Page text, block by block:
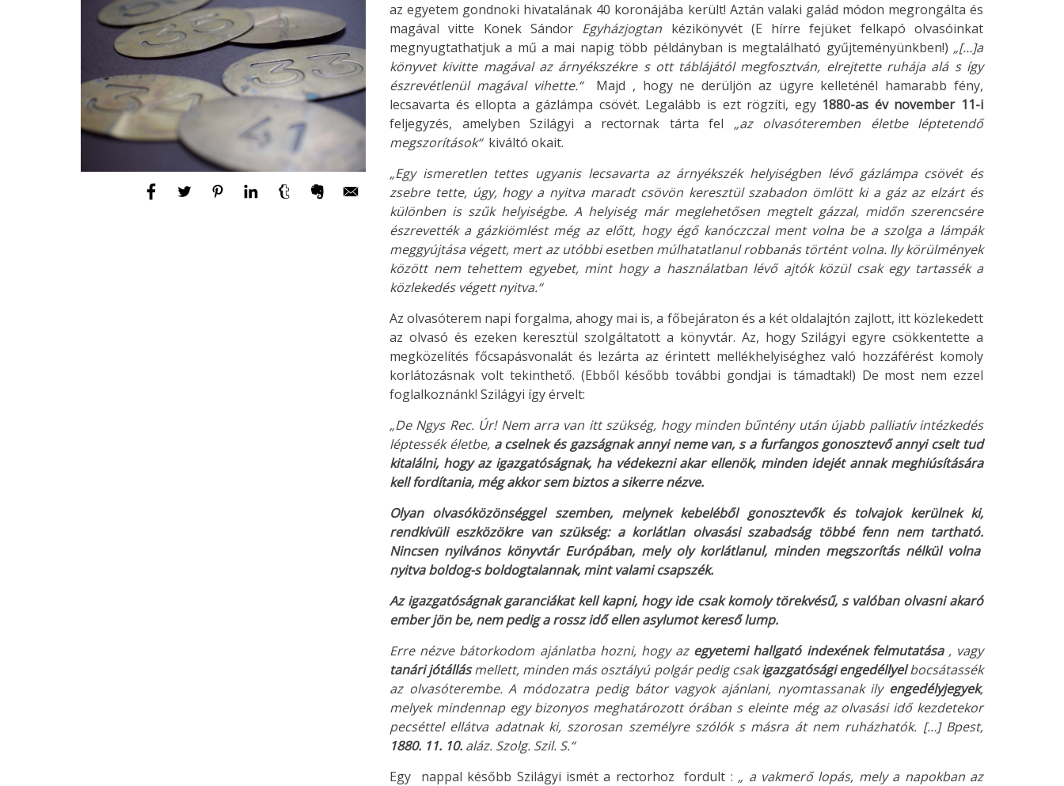
az egyetem gondnoki hivatalának 40 koronájába került! Aztán valaki galád módon megrongálta és
magával vitte Konek Sándor Egyházjogtan kézikönyvét (E hírre fejüket felkapó olvasóinkat
megnyugtathatjuk a mű a mai napig több példányban is megtalálható gyűjteményünkben!) „[…]a
könyvet kivitte magával az árnyékszékre s ott táblájától megfosztván, elrejtette ruhája alá s így
észrevétlenül magával vihette.“
Majd , hogy ne derüljön az ügyre kelleténél hamarabb fény,
lecsavarta és ellopta a gázlámpa csövét. Legalább is ezt rögzíti, egy1880-as év november 11-i
feljegyzés, amelyben Szilágyi a rectornak tárta fel „az olvasóteremben életbe léptetendő
megszorítások“kiváltó okait.
„Egy ismeretlen tettes ugyanis lecsavarta az árnyékszék helyiségben lévő gázlámpa csövét és
zsebre tette, úgy, hogy a nyitva maradt csövön keresztül szabadon ömlött ki a gáz az elzárt és
különben is szűk helyiségbe. A helyiség már meglehetősen megtelt gázzal, midőn szerencsére
észrevették a gázkiömlést még az előtt, hogy égő kanóczczal ment volna be a szolga a lámpák
meggyújtása végett, mert az utóbbi esetben múlhatatlanul robbanás történt volna. Ily körülmények
között nem tehettem egyebet, mint hogy a használatban lévő ajtók közül csak egy tartassék a
közlekedés végett nyitva.“
Az olvasóterem napi forgalma, ahogy mai is, a főbejáraton és a két oldalajtón zajlott, itt közlekedett
az olvasó és ezeken keresztül szolgáltatott a könyvtár. Az, hogy Szilágyi egyre csökkentette a
megközelítés főcsapásvonalát és lezárta az érintett mellékhelyiséghez való hozzáférést komoly
korlátozásnak volt tekinthető. (Ebből később további gondjai is támadtak!) De most nem ezzel
foglalkoznánk! Szilágyi így érvelt:
„De Ngys Rec. Úr! Nem arra van itt szükség, hogy minden bűntény után újabb palliatív intézkedés
léptessék életbe, a cselnek és gazságnak annyi neme van, s a furfangos gonosztevő annyi cselt tud
kitalálni, hogy az igazgatóságnak, ha védekezni akar ellenök, minden idejét annak meghiúsítására
kell fordítania, még akkor sem biztos a sikerre nézve.
Olyan olvasóközönséggel szemben, melynek kebeléből gonosztevők és tolvajok kerülnek ki,
rendkivüli eszközökre van szükség: a korlátlan olvasási szabadság többé fenn nem tartható.
Nincsen nyilvános könyvtár Európában, mely oly korlátlanul, minden megszorítás nélkül volna
nyitva boldog-s boldogtalannak, mint valami csapszék.
Az igazgatóságnak garanciákat kell kapni, hogy ide csak komoly törekvésű, s valóban olvasni akaró
ember jön be, nem pedig a rossz idő ellen asylumot kereső lump.
Erre nézve bátorkodom ajánlatba hozni, hogy az egyetemi hallgató indexének felmutatása , vagy
tanári jótállásmellett, minden más osztályú polgár pedig csakigazgatósági engedéllyelbocsátassék
az olvasóterembe. A módozatra pedig bátor vagyok ajánlani, nyomtassanak ily engedélyjegyek,
melyek mindennap egy bizonyos meghatározott órában s eleinte még az olvasási idő kezdetekor
pecséttel ellátva adatnak ki, szorosan személyre szólók s másra át nem ruházhatók. […] Bpest,
1880. 11. 10. aláz. Szolg. Szil. S.“
Egy nappal később Szilágyi ismét a rectorhoz fordult : „ a vakmerő lopás, mely a napokban az